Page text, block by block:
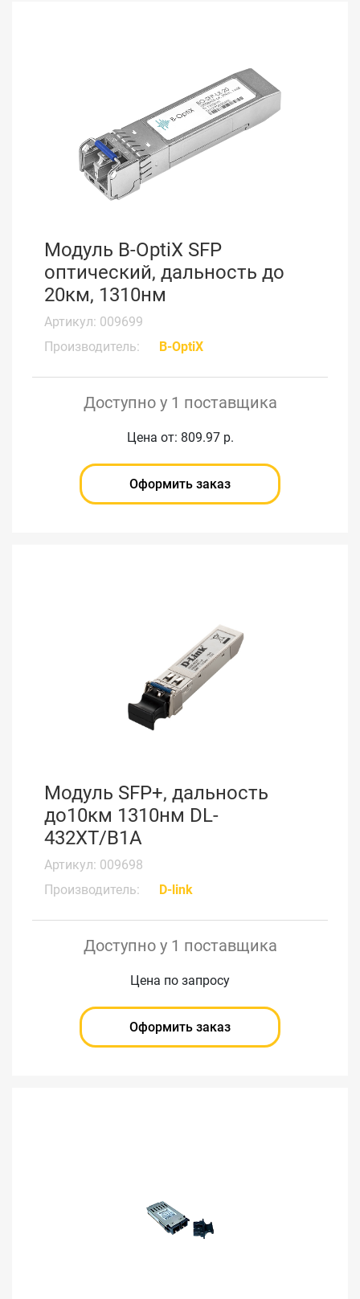
Модуль B-OptiX SFP
оптический, дальность до
20км, 1310нм
Артикул: 009699
Производитель:
B-OptiX
Доступно у 1 поставщика
Цена от: 809.97 р.
Оформить заказ
Модуль SFP+, дальность
до10км 1310нм DL-
432XT/B1A
Артикул: 009698
Производитель:
D-link
Доступно у 1 поставщика
Цена по запросу
Оформить заказ